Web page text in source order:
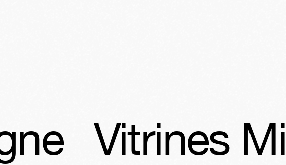
Vitrines Miss